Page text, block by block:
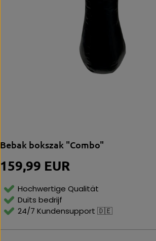
Bebak bokszak "Combo"
N
M
Ri
159,99 EUR
Hochwertige Qualität
Duits bedrijf
24/7 Kundensupport 🇩🇪